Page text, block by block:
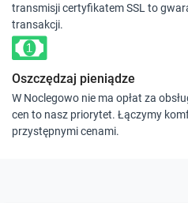
transmisji certyfikatem SSL to
transakcji.
Oszczędzaj pieniądze
W Noclegowo nie ma opłat za
cen to nasz priorytet. Łączymy
przystępnymi cenami.